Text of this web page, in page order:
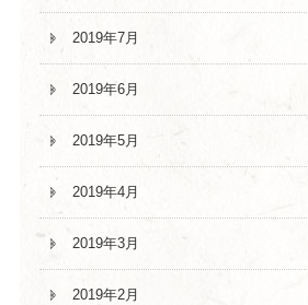
2019年7月
2019年6月
2019年5月
2019年4月
2019年3月
2019年2月